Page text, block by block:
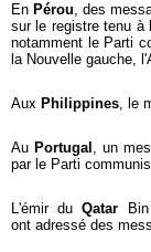
En Pérou, des
sur le registre tenu à
notamment le Parti
la Nouvelle gauche,
Aux Philippines, le
Au Portugal , un
par le Parti
L'émir duQatar
ont adressé des